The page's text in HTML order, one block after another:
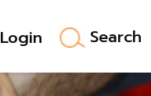
Login Search